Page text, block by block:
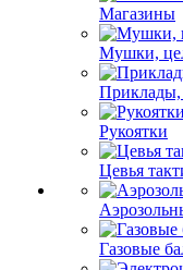
Магазины
Мушки,
Приклады,
Рукоятки
Цевья
Газовые